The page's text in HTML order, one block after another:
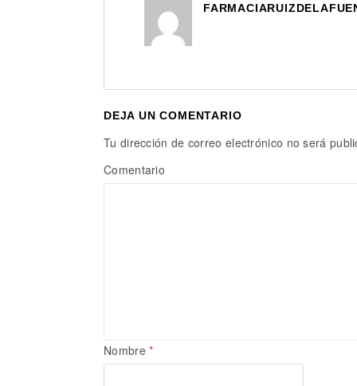
DEJA UN COMENTARIO
Tu dirección de correo electrónico no será
Comentario
Nombre*